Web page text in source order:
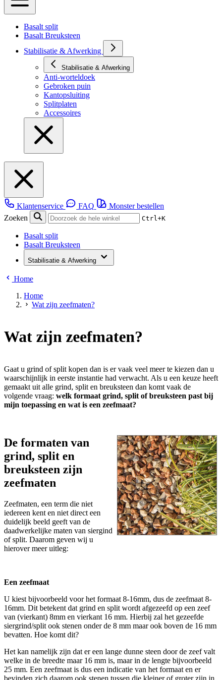
Basalt split
Basalt Breuksteen
Stabilisatie & Afwerking
Stabilisatie & Afwerking
Anti-worteldoek
Gebroken puin
Kantopsluiting
Splitplaten
Accessoires
Klantenservice FAQ
Monster bestellen
Zoeken
Ctrl+K
Basalt split
Basalt Breuksteen
Stabilisatie & Afwerking
Home
Home
Wat zijn zeefmaten?
Wat zijn zeefmaten?
Gaat u grind of split kopen dan is er vaak veel meer te kiezen dan u
waarschijnlijk in eerste instantie had verwacht. Als u een keuze heeft
gemaakt uit alle grind, split en breuksteen dan komt vaak de
volgende vraag: welk formaat grind, split of breuksteen past bij
mijn toepassing en wat is een zeefmaat?
De formaten van
grind, split en
breuksteen zijn
zeefmaten
Zeefmaten, een term die niet
iedereen kent en niet direct een
duidelijk beeld geeft van de
daadwerkelijke maten van siergind
of split. Daarom geven wij u
hierover meer uitleg:
Een zeefmaat
U kiest bijvoorbeeld voor het formaat 8-16mm, dus de zeefmaat 8-
16mm. Dit betekent dat grind en split wordt afgezeefd op een zeef
van (vierkant) 8mm en vierkant 16 mm. Hierbij zal het gezeefde
siergrind/split ook stenen onder de 8 mm maar ook boven de 16 mm
bevatten. Hoe komt dit?
Het kan namelijk zijn dat er een lange dunne steen door de zeef valt
welke in de breedte maar 16 mm is, maar in de lengte bijvoorbeeld
25 mm. Een zeefmaat is dus een indicatie van het formaat en er
bevinden zich daarom ook stenen tussen die kleiner of groter zijn in